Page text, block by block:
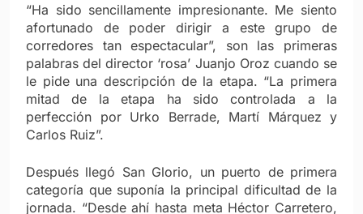
“Ha sido sencillamente impresionante. Me siento
afortunado de poder dirigir a este grupo de
corredores tan espectacular”, son las primeras
palabras del director ‘rosa’ Juanjo Oroz cuando se
le pide una descripción de la etapa. “La primera
mitad de la etapa ha sido controlada a la
perfección por Urko Berrade, Martí Márquez y
Carlos Ruiz”.
Después llegó San Glorio, un puerto de primera
categoría que suponía la principal dificultad de la
jornada. “Desde ahí hasta meta Héctor Carretero,